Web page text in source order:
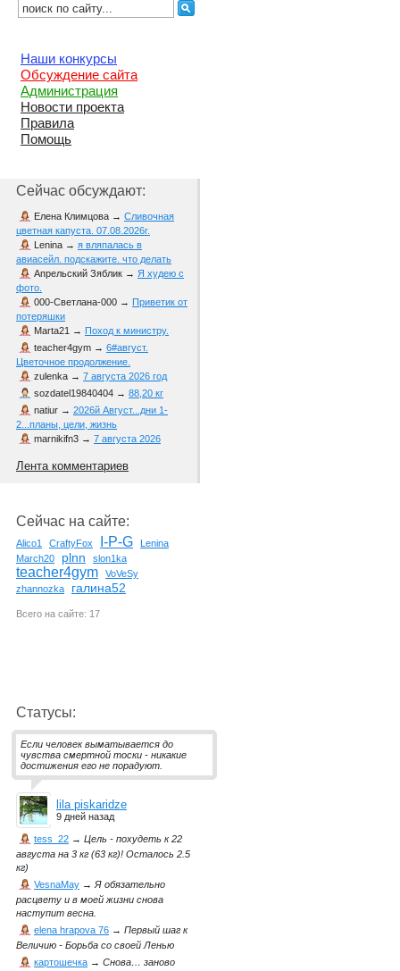
Наши конкурсы
Обсуждение сайта
Администрация
Новости проекта
Правила
Помощь
Сейчас обсуждают:
Елена Климцова → Сливочная
цветная капуста. 07.08.2026г.
Lenina → я вляпалась в
авиасейл. подскажите. что делать
Апрельский Зяблик → Я худею с
фото.
000-Светлана-000 → Приветик от
потеряшки
Marta21 → Поход к министру.
teacher4gym → 6#август.
Цветочное продолжение.
zulenka → 7 августа 2026 год
sozdatel19840404 → 88,20 кг
natiur → 2026й Август...дни 1-
2...планы, цели, жизнь
marnikifn3 → 7 августа 2026
Лента комментариев
Сейчас на сайте:
Alico1 CraftyFox I-P-G
Lenina
March20
plnn slon1ka
teacher4gym
VoVeSy
zhannozka
галина52
Всего на сайте: 17
Статусы:
Если человек выматывается до
чувства смертной тоски - никакие
достижения его не порадуют.
lila piskaridze
9 дней назад
tess_22 → Цель - похудеть к 22
августа на 3 кг (63 кг)! Осталось 2.5
кг)
VesnaMay →Я обязательно
расцвету и в моей жизни снова
наступит весна.
elena hrapova 76 → Первый шаг к
Величию - Борьба со своей Ленью
картошечка → Снова… заново